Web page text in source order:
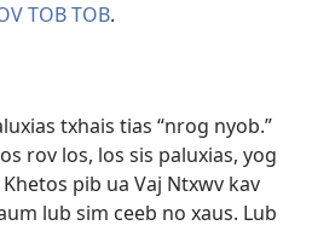
TOB TOB.
txhais tias “nrog nyob.”
rov los, los sis paluxias, yog
pib ua Vaj Ntxwv kav
lub sim ceeb no xaus. Lub